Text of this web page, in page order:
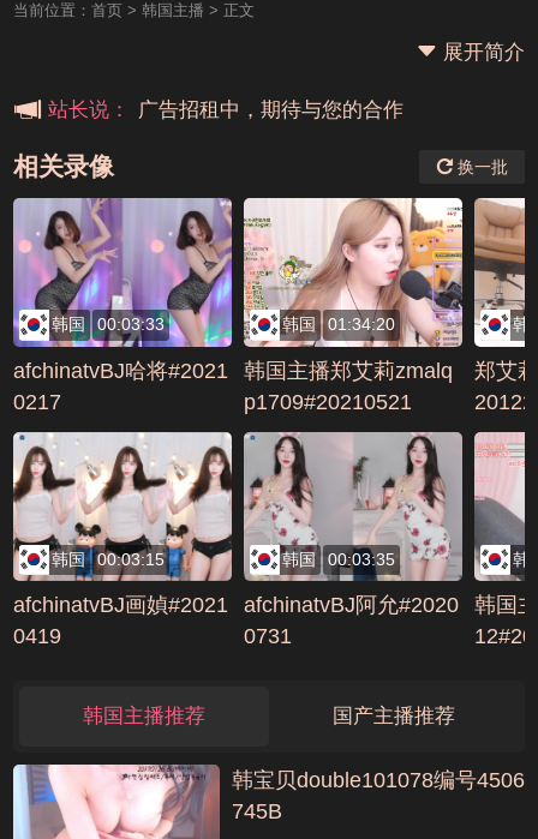
当前位置： 首页> 韩国主播 > 正文
展开简介
站长说： 广告招租中，期待与您的合作
相关录像 换一批
韩国 00:03:33
afchinatvBJ哈将#2021
0217
韩国 01:34:20
韩国主播郑艾莉zmalq
p1709#20210521
韩
郑艾
韩国 00:03:15
afchinatvBJ画媜#2021
0419
韩国 00:03:35
afchinatvBJ阿允#2020
0731
韩
韩国
韩国主播推荐 国产主播推荐
韩宝贝double101078编号4506
745B